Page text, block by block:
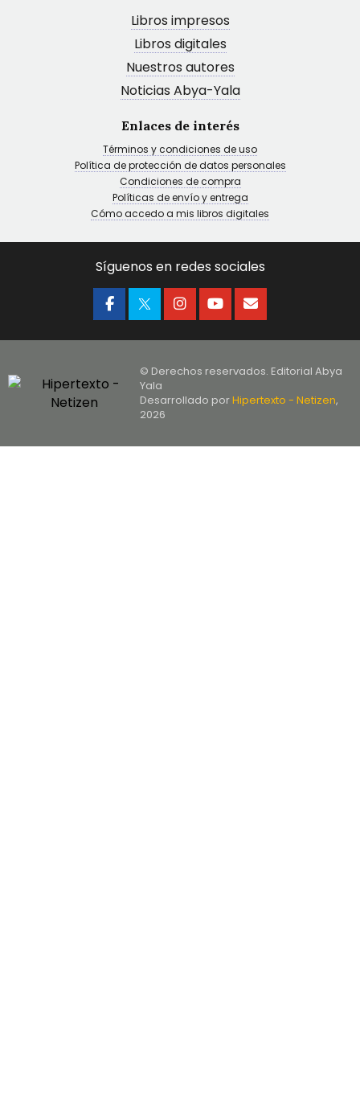
Libros impresos
Libros digitales
Nuestros autores
Noticias Abya-Yala
Enlaces de interés
Términos y condiciones de uso
Política de protección de datos personales
Condiciones de compra
Políticas de envío y entrega
Cómo accedo a mis libros digitales
Síguenos en redes sociales
© Derechos reservados. Editorial Abya
Yala
Desarrollado porHipertexto - Netizen,
2026